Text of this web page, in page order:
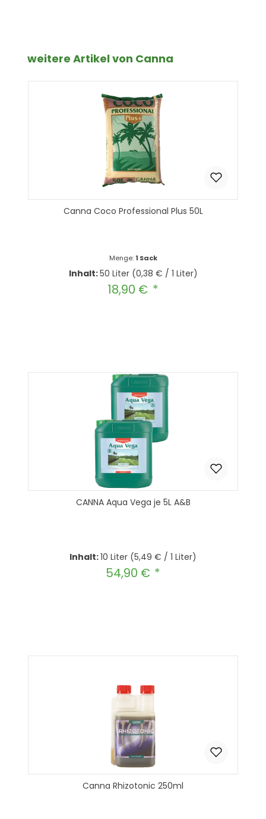
Produktgalerie überspringen
weitere Artikel von Canna
Canna Coco Professional Plus 50L
Menge: 1 Sack
Inhalt:50 Liter (0,38 € / 1 Liter)
Regulärer Preis:
18,90 €
CANNA Aqua Vega je 5L A&B
Inhalt:10 Liter (5,49 € / 1 Liter)
Regulärer Preis:
54,90 €
Canna Rhizotonic 250ml